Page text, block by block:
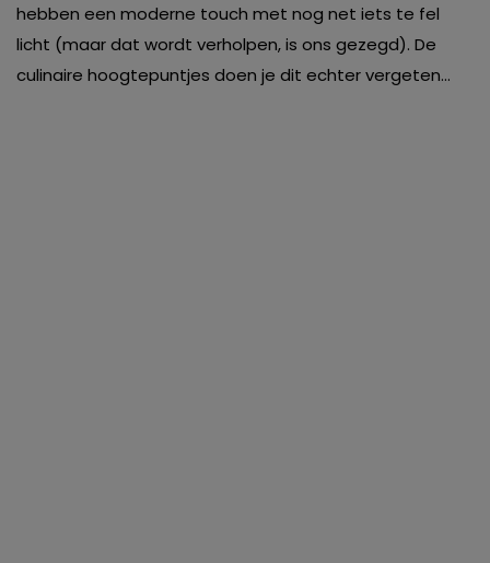
hebben een moderne touch met nog net iets te fel
licht (maar dat wordt verholpen, is ons gezegd). De
culinaire hoogtepuntjes doen je dit echter vergeten…